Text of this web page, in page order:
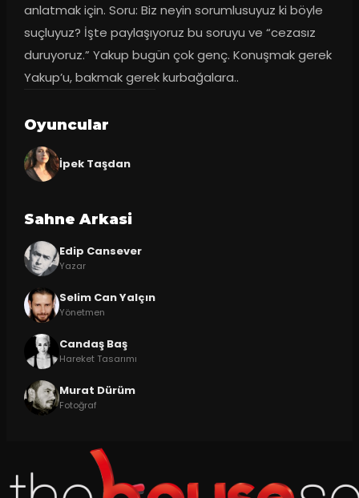
anlatmak için. Soru: Biz neyin sorumlusuyuz ki böyle
suçluyuz? İşte paylaşıyoruz bu soruyu ve “cezasız
duruyoruz.” Yakup bugün çok genç. Konuşmak gerek
Yakup’u, bakmak gerek kurbağalara..
Oyuncular
İpek Taşdan
Sahne Arkasi
Edip Cansever
Yazar
Selim Can Yalçın
Yönetmen
Candaş Baş
Hareket Tasarımı
Murat Dürüm
Fotoğraf